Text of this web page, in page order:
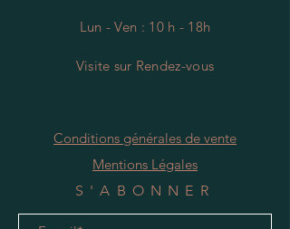
Lun - Ven : 10 h - 18h
Visite sur Rendez-vous
Conditions générales de vente
Mentions Légales
S'ABONNER